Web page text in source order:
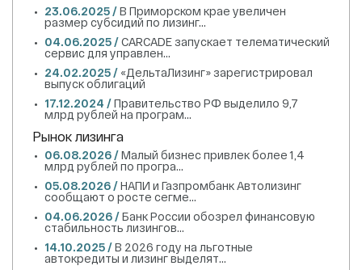
23.06.2025 /В Приморском крае увеличен
размер субсидий по лизинг...
04.06.2025 /CARCADE запускает телематический
сервис для управлен...
24.02.2025 / «ДельтаЛизинг» зарегистрировал
выпуск облигаций
17.12.2024 /Правительство РФ выделило 9,7
млрд рублей на програм...
Рынок лизинга
06.08.2026 /Малый бизнес привлек более 1,4
млрд рублей по програ...
05.08.2026 /НАПИ и Газпромбанк Автолизинг
сообщают о росте сегме...
04.06.2026 /Банк России обозрел финансовую
стабильность лизингов...
14.10.2025 /В 2026 году на льготные
автокредиты и лизинг выделят...